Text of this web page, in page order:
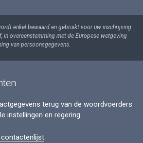
enkel bewaard en gebruikt voor uw inschrijving
in overeenstemming met de Europese wetgeving
van persoonsgegevens.
terug van de woordvoerders
instellingen en regering.
contactenlijst